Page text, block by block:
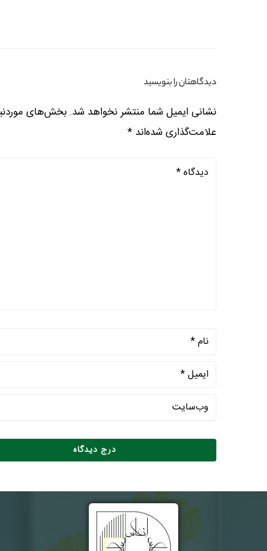
دیدگاهتان را بنویسید
نشانی ایمیل شما منتشر نخواهد شد. بخش‌های
علامت‌گذاری شده‌اند *